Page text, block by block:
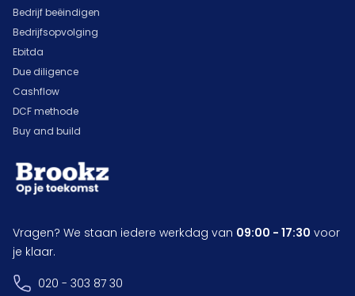
Bedrijf beëindigen
Bedrijfsopvolging
Ebitda
Due diligence
Cashflow
DCF methode
Buy and build
Vragen? We staan iedere werkdag van 09:00 - 17:30 voor
je klaar.
020 - 303 87 30